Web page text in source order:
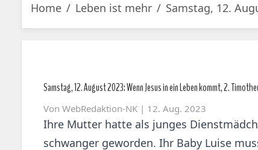
Home Leben ist mehr Samstag, 12.
Samstag, 12. August 2023: Wenn Jesus in ein Leben kommt, 2.
Von WebRedaktion-NK | 12. Aug. 2023
Ihre Mutter hatte als junges
schwanger geworden. Ihr Baby Luise